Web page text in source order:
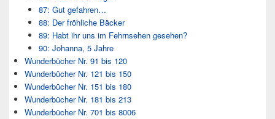
87: Gut gefahren…
88: Der fröhliche Bäcker
89: Habt ihr uns im Fehrnsehen gesehen?
90: Johanna, 5 Jahre
Wunderbücher Nr. 91 bis 120
Wunderbücher Nr. 121 bis 150
Wunderbücher Nr. 151 bis 180
Wunderbücher Nr. 181 bis 213
Wunderbücher Nr. 701 bis 8006